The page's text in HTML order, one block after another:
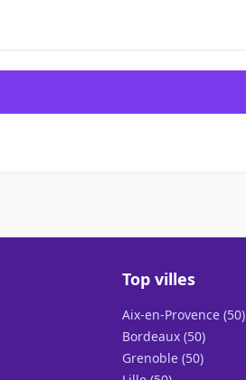
Top villes
Aix-en-Provence (50)
Bordeaux (50)
Grenoble (50)